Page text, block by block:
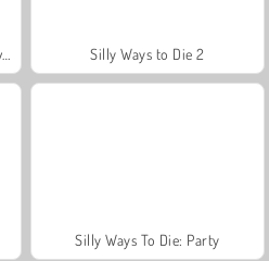
Silly Ways to Die 2
Silly Ways To Die: Party